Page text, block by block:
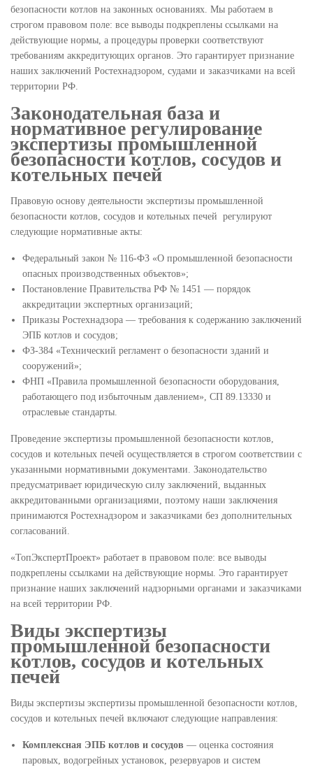
безопасности котлов на законных основаниях. Мы работаем в
строгом правовом поле: все выводы подкреплены ссылками на
действующие нормы, а процедуры проверки соответствуют
требованиям аккредитующих органов. Это гарантирует признание
наших заключений Ростехнадзором, судами и заказчиками на всей
территории РФ.
Законодательная база и
нормативное регулирование
экспертизы промышленной
безопасности котлов, сосудов и
котельных печей
Правовую основу деятельности экспертизы промышленной
безопасности котлов, сосудов и котельных печей регулируют
следующие нормативные акты:
Федеральный закон № 116-ФЗ «О промышленной безопасности
опасных производственных объектов»;
Постановление Правительства РФ № 1451 — порядок
аккредитации экспертных организаций;
Приказы Ростехнадзора — требования к содержанию заключений
ЭПБ котлов и сосудов;
ФЗ-384 «Технический регламент о безопасности зданий и
сооружений»;
ФНП «Правила промышленной безопасности оборудования,
работающего под избыточным давлением», СП 89.13330 и
отраслевые стандарты.
Проведение экспертизы промышленной безопасности котлов,
сосудов и котельных печей осуществляется в строгом соответствии с
указанными нормативными документами. Законодательство
предусматривает юридическую силу заключений, выданных
аккредитованными организациями, поэтому наши заключения
принимаются Ростехнадзором и заказчиками без дополнительных
согласований.
«ТопЭкспертПроект» работает в правовом поле: все выводы
подкреплены ссылками на действующие нормы. Это гарантирует
признание наших заключений надзорными органами и заказчиками
на всей территории РФ.
Виды экспертизы
промышленной безопасности
котлов, сосудов и котельных
печей
Виды экспертизы экспертизы промышленной безопасности котлов,
сосудов и котельных печей включают следующие направления:
Комплексная ЭПБ котлов и сосудов — оценка состояния
паровых, водогрейных установок, резервуаров и систем